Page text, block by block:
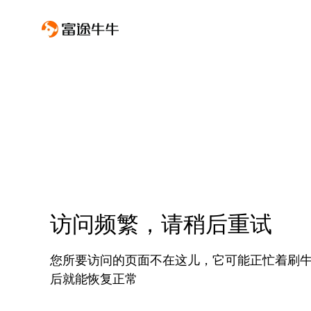
访问频繁，请稍后重试
您所要访问的页面不在这儿，它可能正忙着刷
后就能恢复正常